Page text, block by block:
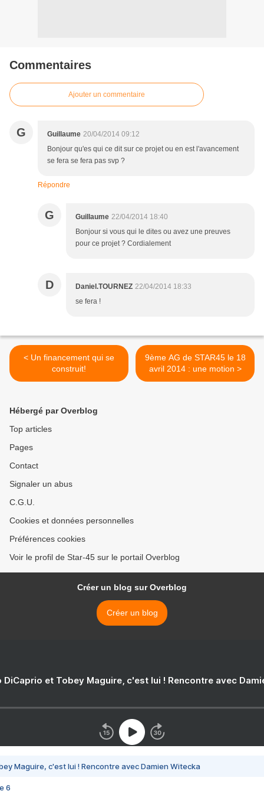
Commentaires
Ajouter un commentaire
G Guillaume 20/04/2014 09:12
Bonjour qu'es qui ce dit sur ce projet ou en est l'avancement
se fera se fera pas svp ?
Répondre
G Guillaume 22/04/2014 18:40
Bonjour si vous qui le dites ou avez une preuves
pour ce projet ? Cordialement
D Daniel.TOURNEZ 22/04/2014 18:33
se fera !
< Un financement qui se
construit!
9ème AG de STAR45 le 18
avril 2014 : une motion >
Hébergé par Overblog
Top articles
Pages
Contact
Signaler un abus
C.G.U.
Cookies et données personnelles
Préférences cookies
Voir le profil de Star-45 sur le portail Overblog
Créer un blog sur Overblog
Créer un blog
DiCaprio et Tobey Maguire, c'est lui ! Rencontre avec
Maguire, c'est lui ! Rencontre avec Damien Witecka
6